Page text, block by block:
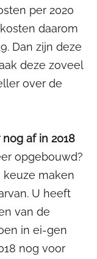
per 2020
daarom
Dan zijn deze
deze zoveel
over de
af in 2018
opgebouwd?
keuze maken
U heeft
van de
in ei-gen
nog voor